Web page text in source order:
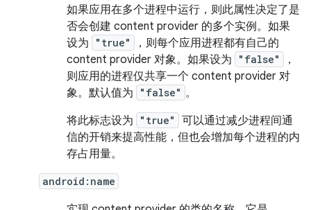
如果应用在多个进程中运行，则此属性决定了是
否会创建 content provider 的多个实例。如果
设为
"true"
，则每个应用进程都有自己的
content provider 对象。如果设为
"false"
，
则应用的进程仅共享一个 content provider 对
象。默认值为
"false" 。
将此标志设为
"true"
可以通过减少进程间通
信的开销来提高性能，但也会增加每个进程的内
存占用量。
android:name